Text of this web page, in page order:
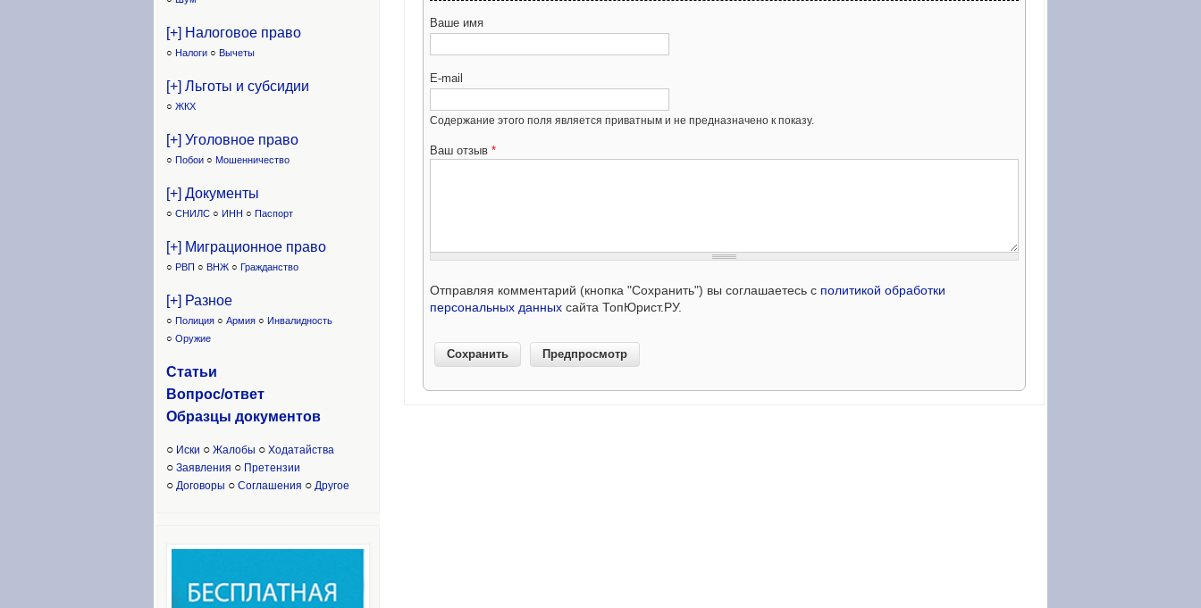
Ваше имя
E-mail
Содержание этого поля является приватным и не предназначено к показу.
Ваш отзыв *
Отправляя комментарий (кнопка "Сохранить") вы соглашаетесь с политикой обработки
персональных данных сайта ТопЮрист.РУ.
[+] Налоговое право
○ Налоги ○ Вычеты
[+] Льготы и субсидии
○ ЖКХ
[+] Уголовное право
○ Побои ○ Мошенничество
[+] Документы
○ СНИЛС ○ ИНН ○ Паспорт
[+] Миграционное право
○ РВП ○ ВНЖ ○ Гражданство
[+] Разное
○ Полиция ○ Армия ○ Инвалидность
○ Оружие
Статьи
Вопрос/ответ
Образцы документов
○ Иски ○ Жалобы ○ Ходатайства
○ Заявления ○ Претензии
○ Договоры ○ Соглашения ○ Другое